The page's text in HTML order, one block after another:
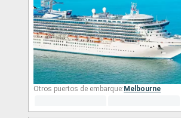
Otros puertos de embarque: Melbourne